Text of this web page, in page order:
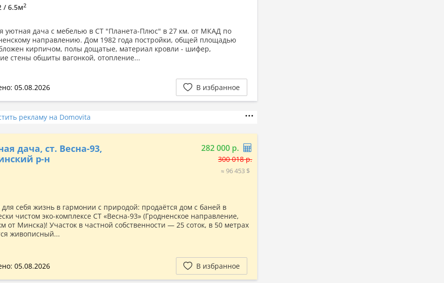
/ 6.5м2
уютная дача с мебелью в СТ "Планета-Плюс" в 27 км. от МКАД по
направлению. Дом 1982 года постройки, общей площадью
кирпичом, полы дощатые, материал кровли - шифер,
стены обшиты вагонкой, отопление...
05.08.2026 В избранное
рекламу на Domovita
дача, ст. Весна-93,
р-н
282 000 р.
300 018 р.
≈ 96 453 $
для себя жизнь в гармонии с природой: продаётся дом с баней в
чистом эко‑комплексе СТ «Весна‑93» (Гродненское направление,
от Минска)! Участок в частной собственности — 25 соток, в 50 метрах
живописный...
05.08.2026 В избранное